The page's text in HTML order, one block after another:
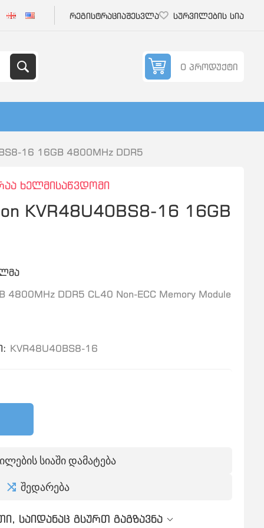
რეგისტრაციაშესვლა სურვილების სია
0 პროდუქტი
16 16GB 4800MHz DDR5
ხელმისაწვდომი
KVR48U40BS8-16 16GB
DDR5 CL40 Non-ECC Memory Module
KVR48U40BS8-16
სიაში დამატება
შედარება
საიდანაც გსურთ გაგზავნა